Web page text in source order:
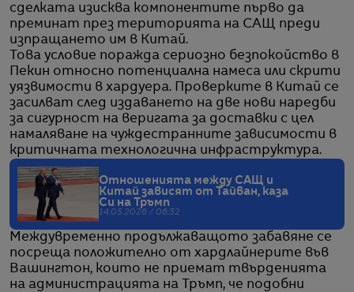
сделката изисква компонентите първо да
преминат през територията на САЩ преди
изпращането им в Китай.
Това условие поражда сериозно безпокойство в
Пекин относно потенциална намеса или скрити
уязвимости в хардуера. Проверките в Китай се
засилват след издаването на две нови наредби
за сигурност на веригата за доставки с цел
намаляване на чуждестранните зависимости в
критичната технологична инфраструктура.
Отношенията между САЩ и
Китай зависят от Тайван, каза
Си на Тръмп
14.05.2026 / 06:32
Междувременно продължаващото забавяне се
посреща положително от хардлайнерите във
Вашингтон, които не приемат твърденията
на администрацията на Тръмп, че подобни